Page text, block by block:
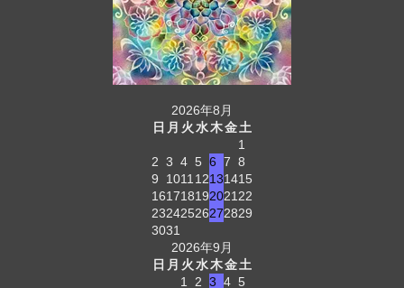
2026年8月
日 月 火水木金土
1
2 3 4 5 6 7 8
9
1011 12131415
161718192021 22
23242526272829
3031
2026年9月
日 月 火水木金土
1
2 3 4 5